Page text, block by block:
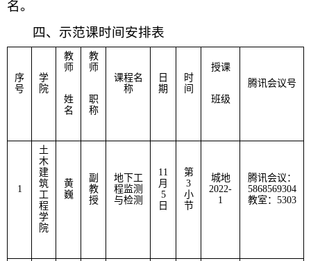
名。
四、示范课时间安排表
序
号
学
院
教
师
姓
名
教
师
职
称
课程名
称
日
期
时
间
授课
班级
腾讯会议号
1
土
木
建
筑
工
程
学
院
黄
巍
副
教
授
地下工
程监测
与检测
11
月
5
日
第
3
小
节
城地
2022-
1
腾讯会议：
5868569304
教室： 5303